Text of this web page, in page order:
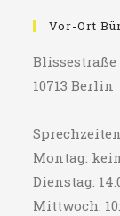
Vor-Ort
Blissestraße
10713 Berlin
Montag:
Dienstag:
Mittwoch: